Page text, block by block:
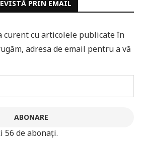
PRIN EMAIL
curent cu articolele publicate în
adresa de email pentru a vă
ABONARE
de abonați.